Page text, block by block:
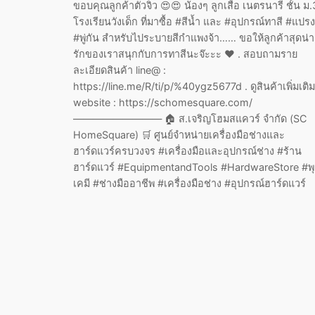
ขอบคุณลูกค้าตัวจิ๋ว 😍😍 น้องๆ ลูกเสือ เนตรนารี ชั้น ม
โรงเรียนวังเด็ก ที่มาซื้อ #สีน้ำ และ #อุปกรณ์ทาสี #แปรง
#พู่กัน สำหรับไประบายสีกำแพงจ้า…… ขอให้ลูกค้าสุดน่า
รักของเราสนุกกับการทาสีนะจ๊ะะะ ❤ . สอบถามราย
ละเอียดสินค้า line@ :
https://line.me/R/ti/p/%40ygz5677d . ดูสินค้าเพิ่มเติม
website : https://schomesquare.com/
————————— 🏠 ส.เจริญโฮมสแควร์ จำกัด (SC
HomeSquare) 🛒 ศูนย์จำหน่ายเครื่องมือช่างและ
ฮาร์ดแวร์ครบวงจร #เครื่องมือและอุปกรณ์ช่าง #ร้าน
ฮาร์ดแวร์ #EquipmentandTools #HardwareStore #
เคมี #ช่างมืออาชีพ #เครื่องมือช่าง #อุปกรณ์ฮาร์ดแวร์